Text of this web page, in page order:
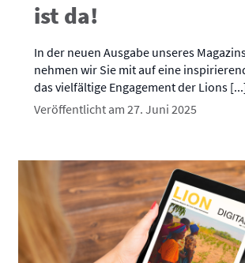
ist da!
In der neuen Ausgabe unseres
nehmen wir Sie mit auf eine
das vielfältige Engagement der Lions
Veröffentlicht am 27. Juni 2025